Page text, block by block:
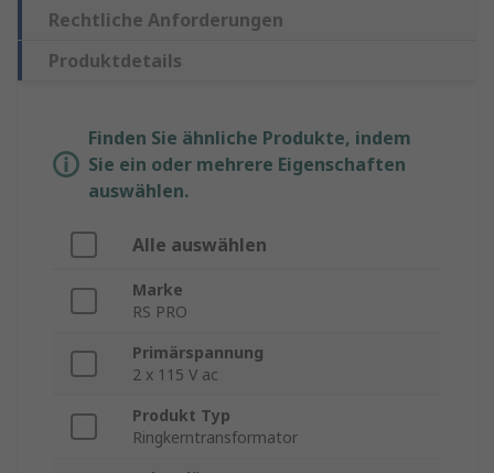
Rechtliche Anforderungen
Produktdetails
Finden Sie ähnliche Produkte, indem
Sie ein oder mehrere Eigenschaften
auswählen.
Alle auswählen
Marke
RS PRO
Primärspannung
2 x 115 V ac
Produkt Typ
Ringkerntransformator